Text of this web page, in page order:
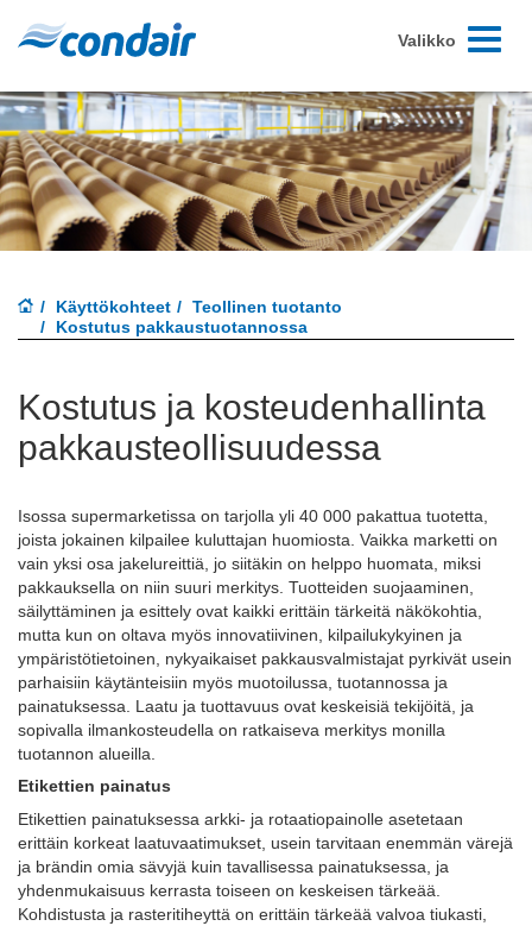
Toggle-
Valikko
Käyttökohteet
Teollinen tuotanto
Kostutus pakkaustuotannossa
Kostutus ja kosteudenhallinta
pakkausteollisuudessa
Isossa supermarketissa on tarjolla yli 40 000 pakattua tuotetta,
joista jokainen kilpailee kuluttajan huomiosta. Vaikka marketti on
vain yksi osa jakelureittiä, jo siitäkin on helppo huomata, miksi
pakkauksella on niin suuri merkitys. Tuotteiden suojaaminen,
säilyttäminen ja esittely ovat kaikki erittäin tärkeitä näkökohtia,
mutta kun on oltava myös innovatiivinen, kilpailukykyinen ja
ympäristötietoinen, nykyaikaiset pakkausvalmistajat pyrkivät usein
parhaisiin käytänteisiin myös muotoilussa, tuotannossa ja
painatuksessa. Laatu ja tuottavuus ovat keskeisiä tekijöitä, ja
sopivalla ilmankosteudella on ratkaiseva merkitys monilla
tuotannon alueilla.
Etikettien painatus
Etikettien painatuksessa arkki- ja rotaatiopainolle asetetaan
erittäin korkeat laatuvaatimukset, usein tarvitaan enemmän värejä
ja brändin omia sävyjä kuin tavallisessa painatuksessa, ja
yhdenmukaisuus kerrasta toiseen on keskeisen tärkeää.
Kohdistusta ja rasteritiheyttä on erittäin tärkeää valvoa tiukasti,